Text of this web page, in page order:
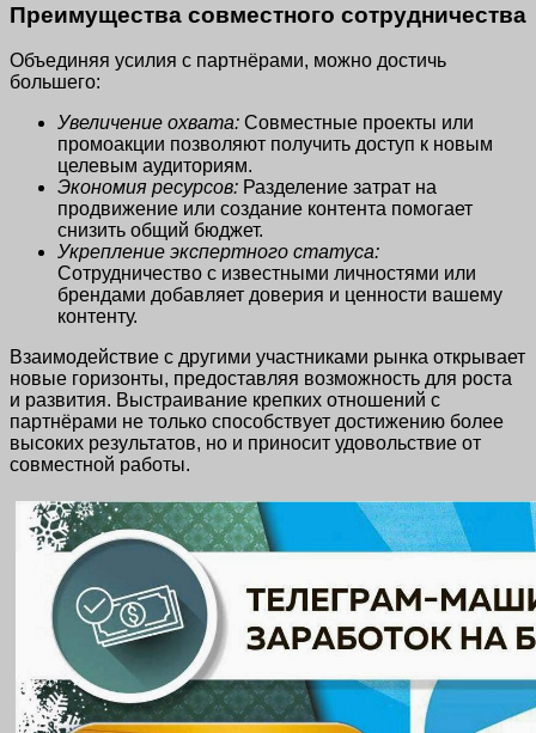
Преимущества совместного сотрудничества
Объединяя усилия с партнёрами, можно достичь
большего:
Увеличение охвата: Совместные проекты или
промоакции позволяют получить доступ к новым
целевым аудиториям.
Экономия ресурсов: Разделение затрат на
продвижение или создание контента помогает
снизить общий бюджет.
Укрепление экспертного статуса:
Сотрудничество с известными личностями или
брендами добавляет доверия и ценности вашему
контенту.
Взаимодействие с другими участниками рынка открывает
новые горизонты, предоставляя возможность для роста
и развития. Выстраивание крепких отношений с
партнёрами не только способствует достижению более
высоких результатов, но и приносит удовольствие от
совместной работы.